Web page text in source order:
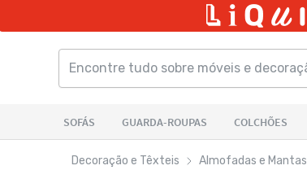
Decoração e Têxteis Almofadas e Mantas